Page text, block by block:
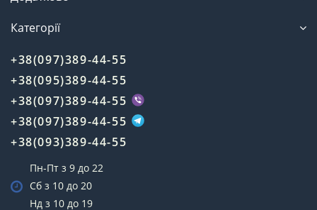
Категорії
+38(097)389-44-55
+38(095)389-44-55
+38(097)389-44-55
+38(097)389-44-55
+38(093)389-44-55
Пн-Пт з 9 до 22
Сб з 10 до 20
Нд з 10 до 19